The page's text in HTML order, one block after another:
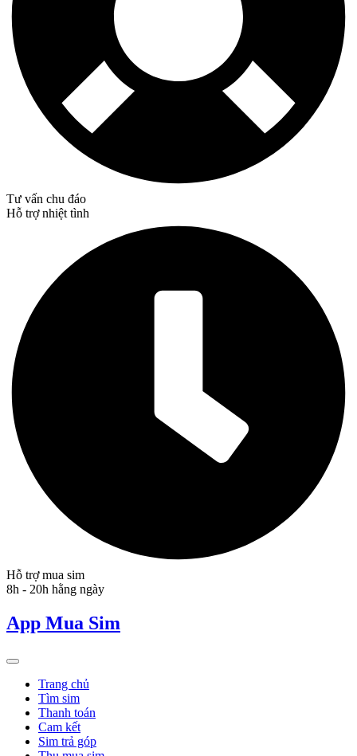
Tư vấn chu đáo
Hỗ trợ nhiệt tình
Hỗ trợ mua sim
8h - 20h hằng ngày
App Mua Sim
Trang chủ
Tìm sim
Thanh toán
Cam kết
Sim trả góp